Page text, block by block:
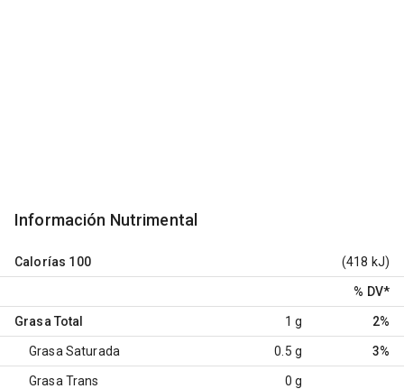
Información Nutrimental
Calorías 100 (418 kJ)
% DV*
Grasa Total 1 g 2%
Grasa Saturada 0.5 g 3%
Grasa Trans 0 g